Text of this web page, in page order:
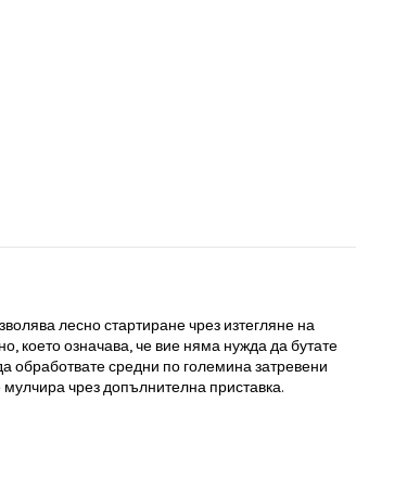
лесно стартиране чрез изтегляне на
което означава, че вие няма нужда да бутате
обработвате средни по големина затревени
чрез допълнителна приставка.